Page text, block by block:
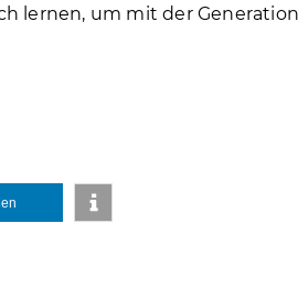
lernen, um mit der